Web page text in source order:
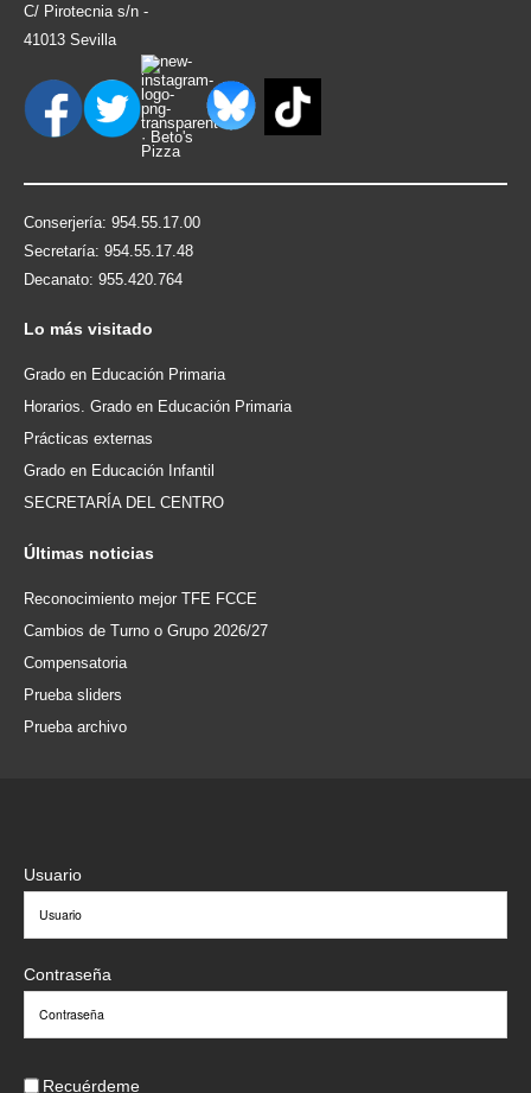
C/ Pirotecnia s/n -
41013 Sevilla
Conserjería: 954.55.17.00
Secretaría: 954.55.17.48
Decanato: 955.420.764
Lo más visitado
Grado en Educación Primaria
Horarios. Grado en Educación Primaria
Prácticas externas
Grado en Educación Infantil
SECRETARÍA DEL CENTRO
Últimas noticias
Reconocimiento mejor TFE FCCE
Cambios de Turno o Grupo 2026/27
Compensatoria
Prueba sliders
Prueba archivo
Usuario
Contraseña
Recuérdeme